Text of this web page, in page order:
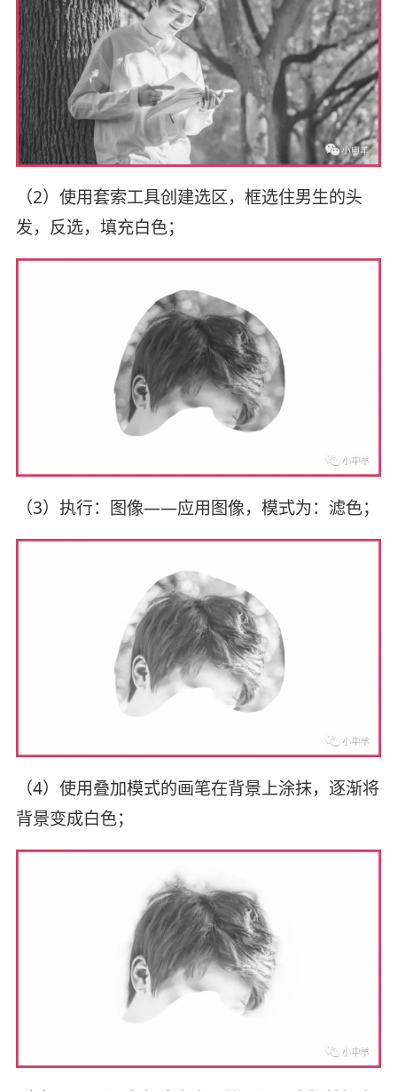
（2）使用套索工具创建选区，框选住男生的头
发，反选，填充白色；
（3）执行：图像——应用图像，模式为：滤色；
（4）使用叠加模式的画笔在背景上涂抹，逐渐将
背景变成白色；